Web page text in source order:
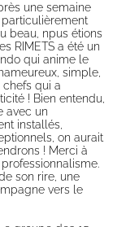
une semaine
beau, npus étions
RIMETS a été un
qui anime le
simple,
qui a
! Bien entendu,
avec un
installés,
on aurait
! Merci à
son rire, une
vers le